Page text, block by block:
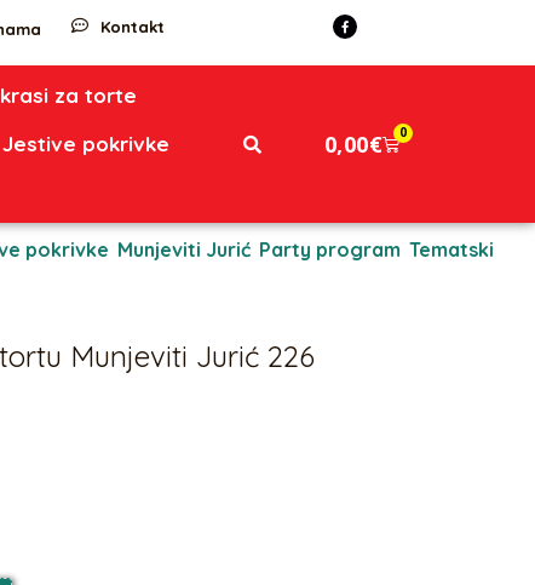
Kontakt
za torte
Jestive pokrivke
0,00€ 0
pokrivke Munjeviti Jurić Party program Tematski
Munjeviti Jurić 226